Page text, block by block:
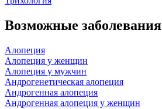
Возможные заболевания
Алопеция
Алопеция у женщин
Алопеция у мужчин
Андрогенетическая алопеция
Андрогенная алопеция
Андрогенная алопеция у женщин